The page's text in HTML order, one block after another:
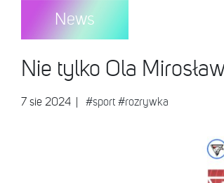
News
Nie tylko Ola
7 sie 2024 #sport #rozrywka